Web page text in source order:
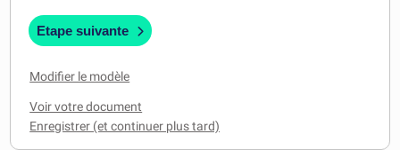
Etape suivante
Modifier le modèle
Voir votre document